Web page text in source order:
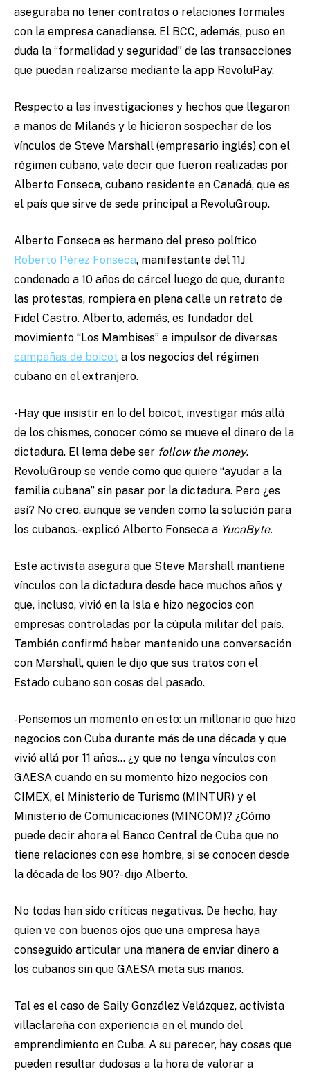
aseguraba no tener contratos o relaciones formales
con la empresa canadiense. El BCC, además, puso en
duda la “formalidad y seguridad” de las transacciones
que puedan realizarse mediante la app RevoluPay.
Respecto a las investigaciones y hechos que llegaron
a manos de Milanés y le hicieron sospechar de los
vínculos de Steve Marshall (empresario inglés) con el
régimen cubano, vale decir que fueron realizadas por
Alberto Fonseca, cubano residente en Canadá, que es
el país que sirve de sede principal a RevoluGroup.
Alberto Fonseca es hermano del preso político
Roberto Pérez Fonseca, manifestante del 11J
condenado a 10 años de cárcel luego de que, durante
las protestas, rompiera en plena calle un retrato de
Fidel Castro. Alberto, además, es fundador del
movimiento “Los Mambises” e impulsor de diversas
campañas de boicot a los negocios del régimen
cubano en el extranjero.
-Hay que insistir en lo del boicot, investigar más allá
de los chismes, conocer cómo se mueve el dinero de la
dictadura. El lema debe ser follow the money.
RevoluGroup se vende como que quiere “ayudar a la
familia cubana” sin pasar por la dictadura. Pero ¿es
así? No creo, aunque se venden como la solución para
los cubanos.- explicó Alberto Fonseca a YucaByte.
Este activista asegura que Steve Marshall mantiene
vínculos con la dictadura desde hace muchos años y
que, incluso, vivió en la Isla e hizo negocios con
empresas controladas por la cúpula militar del país.
También confirmó haber mantenido una conversación
con Marshall, quien le dijo que sus tratos con el
Estado cubano son cosas del pasado.
-Pensemos un momento en esto: un millonario que hizo
negocios con Cuba durante más de una década y que
vivió allá por 11 años… ¿y que no tenga vínculos con
GAESA cuando en su momento hizo negocios con
CIMEX, el Ministerio de Turismo (MINTUR) y el
Ministerio de Comunicaciones (MINCOM)? ¿Cómo
puede decir ahora el Banco Central de Cuba que no
tiene relaciones con ese hombre, si se conocen desde
la década de los 90?- dijo Alberto.
No todas han sido críticas negativas. De hecho, hay
quien ve con buenos ojos que una empresa haya
conseguido articular una manera de enviar dinero a
los cubanos sin que GAESA meta sus manos.
Tal es el caso de Saily González Velázquez, activista
villaclareña con experiencia en el mundo del
emprendimiento en Cuba. A su parecer, hay cosas que
pueden resultar dudosas a la hora de valorar a